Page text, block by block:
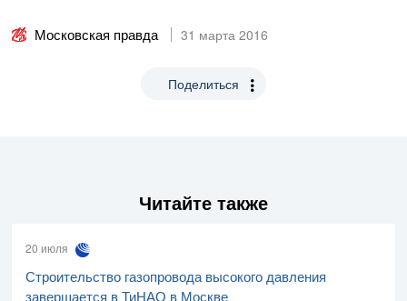
Московская правда 31 марта 2016
Поделиться
Читайте также
20 июля
Строительство газопровода высокого давления
завершается в ТиНАО в Москве